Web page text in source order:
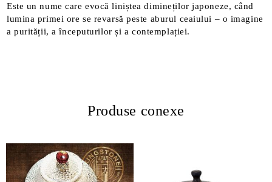
Este un nume care evocă liniștea dimineților japoneze, când
lumina primei ore se revarsă peste aburul ceaiului – o imagine
a purității, a începuturilor și a contemplației.
Produse conexe